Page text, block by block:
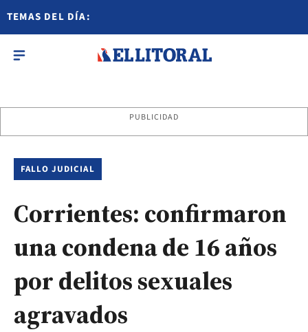
TEMAS DEL DÍA:
PUBLICIDAD
FALLO JUDICIAL
Corrientes: confirmaron
una condena de 16 años
por delitos sexuales
agravados